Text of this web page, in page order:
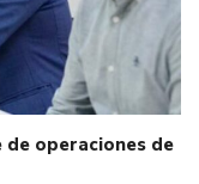
operaciones de